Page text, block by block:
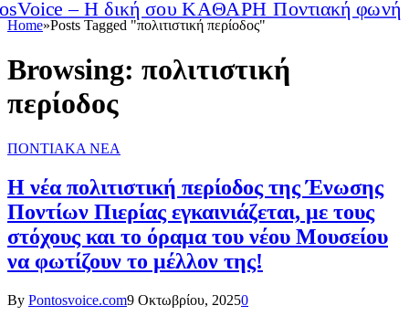
Home»Posts Tagged "πολιτιστική περίοδος"
Browsing: πολιτιστική
περίοδος
ΠΟΝΤΙΑΚΑ ΝΕΑ
Η νέα πολιτιστική περίοδος της Ένωσης
Ποντίων Πιερίας εγκαινιάζεται, με τους
στόχους και το όραμα του νέου Μουσείου
να φωτίζουν το μέλλον της!
By Pontosvoice.com9 Οκτωβρίου, 20250